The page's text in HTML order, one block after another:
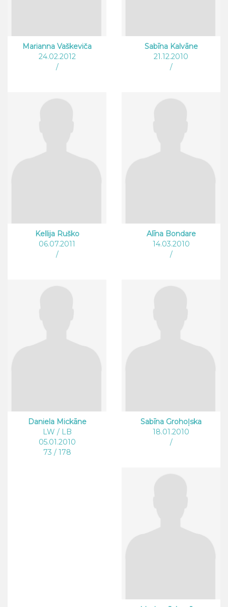
Marianna Vaškeviča
24.02.2012
/
Sabīna Kalvāne
21.12.2010
/
Kellija Ruško
06.07.2011
/
Alīna Bondare
14.03.2010
/
Daniela Mickāne
LW / LB
05.01.2010
73 / 178
Sabīna Grohoļska
18.01.2010
/